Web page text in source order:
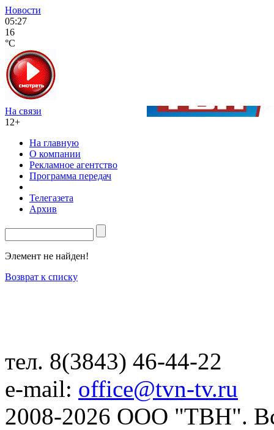
Новости
05:27
16
°C
На связи
12+
На главную
О компании
Рекламное агентство
Программа передач
Телегазета
Архив
Элемент не найден!
Возврат к списку
тел. 8(3843) 46-44-22
e-mail: office@tvn-tv.ru
2008-2026 ООО "ТВН".